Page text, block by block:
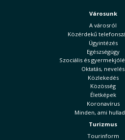
Városunk
A városról
Közérdekű
Ügyintézés
Egészségügy
Szociális és
Oktatás, nevelés
Közlekedés
Közösség
Életképek
Koronavírus
Minden, ami
Turizmus
Tourinform